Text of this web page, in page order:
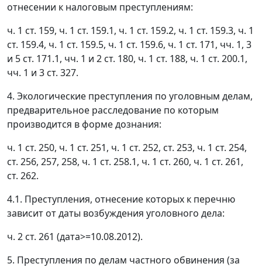
отнесении к налоговым преступлениям:
ч. 1 ст. 159, ч. 1 ст. 159.1, ч. 1 ст. 159.2, ч. 1 ст. 159.3, ч. 1
ст. 159.4, ч. 1 ст. 159.5, ч. 1 ст. 159.6, ч. 1 ст. 171, чч. 1, 3
и 5 ст. 171.1, чч. 1 и 2 ст. 180, ч. 1 ст. 188, ч. 1 ст. 200.1,
чч. 1 и 3 ст. 327.
4. Экологические преступления по уголовным делам,
предварительное расследование по которым
производится в форме дознания:
ч. 1 ст. 250, ч. 1 ст. 251, ч. 1 ст. 252, ст. 253, ч. 1 ст. 254,
ст. 256, 257, 258, ч. 1 ст. 258.1, ч. 1 ст. 260, ч. 1 ст. 261,
ст. 262.
4.1. Преступления, отнесение которых к перечню
зависит от даты возбуждения уголовного дела:
ч. 2 ст. 261 (дата>=10.08.2012).
5. Преступления по делам частного обвинения (за